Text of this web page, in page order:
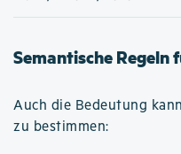
Semantische Regeln
Auch die Bedeutung
zu bestimmen: